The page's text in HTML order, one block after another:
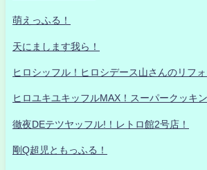
萌えっふる！
天にまします我ら！
ヒロシッフル！ヒロシデース山さんのリフ
ヒロユキユキッフルMAX！スーパークッキン
徹夜DEテツヤッフル!！レトロ館2号店！
剛Q超児ともっふる！